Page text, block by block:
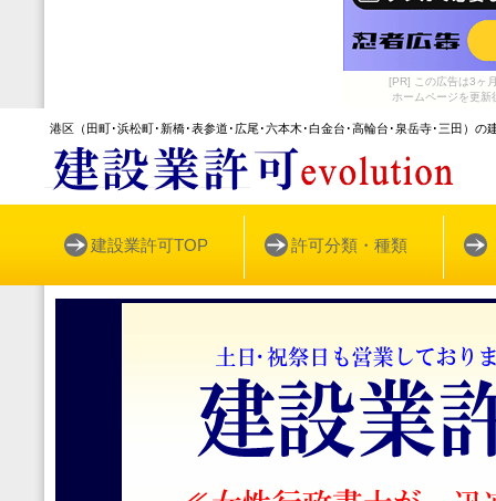
[PR] この広告は3ヶ
ホームページを更
港区（田町･浜松町･新橋･表参道･広尾･六本木･白金台･高輪台･泉岳寺･三田） の
建設業許可TOP 許可分類・種類